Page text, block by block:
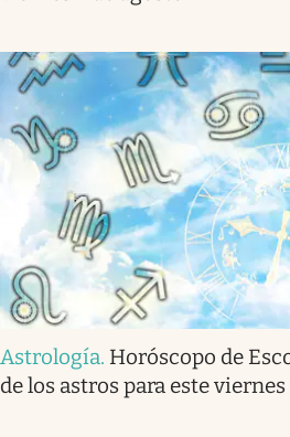
Astrología. Horóscopo de
de los astros para este viernes